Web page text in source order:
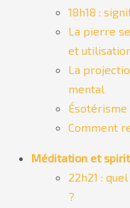
18h18 :
La pierre
et
La
mental
Ésotérisme
Comment
Méditation et
22h21 :
?